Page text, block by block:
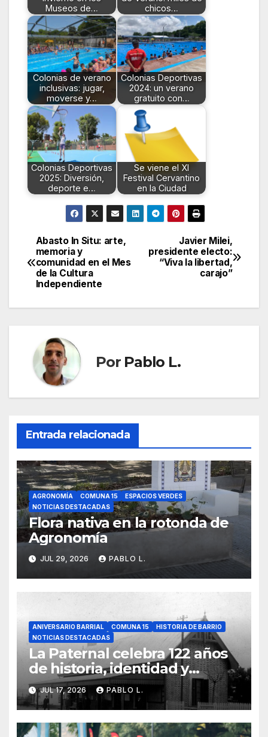
Museos de…
chicos…
Colonias de verano
inclusivas: jugar,
moverse y…
Colonias Deportivas
2024: un verano
gratuito con…
Colonias Deportivas
2025: Diversión,
deporte e…
Se viene el XI
Festival Cervantino
en la Ciudad
Navegación
de
entradas
Javier Milei,
presidente electo:
“Viva la libertad,
carajo”
Abasto In Situ: arte,
memoria y
comunidad en el Mes
de la Cultura
Independiente
Por Pablo L.
Entrada relacionada
AGRONOMÍA COMUNA 15
ESPACIOS VERDES
NOTICIAS DESTACADAS
Flora nativa en la rotonda de
Agronomía
JUL 29, 2026 PABLO L.
ANIVERSARIO BARRIAL COMUNA 15
HISTORIA DE BARRIO
NOTICIAS DESTACADAS
La Paternal celebra 122 años
de historia, identidad y
memoria barrial
JUL 17, 2026 PABLO L.